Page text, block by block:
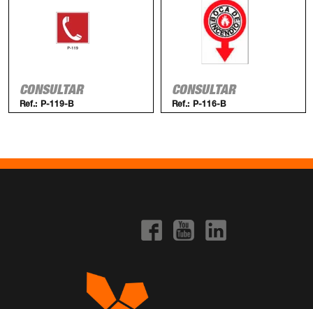
CONSULTAR
Ref.: P-119-B
CONSULTAR
Ref.: P-116-B